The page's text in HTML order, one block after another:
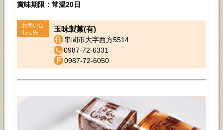
賞味期限：常温20日
お問い合
わせ先
玉味製菓(有)
串間市大字西方5514
0987-72-6331
0987-72-6050